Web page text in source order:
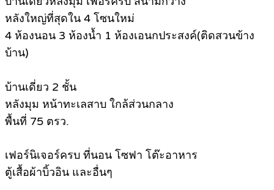
หลังใหญ่ที่สุดใน 4 โซนใหม่
4 ห้องนอน 3 ห้องน้ำ 1 ห้องเอนกประสงค์(ติดสวนข้าง
บ้าน)
บ้านเดี่ยว 2 ชั้น
หลังมุม หน้าทะเลสาบ ใกล้ส่วนกลาง
พื้นที่ 75 ตรว.
เฟอร์นิเจอร์ครบ ที่นอน โซฟา โต๊ะอาหาร
ตู้เสื้อผ้าบิ้วอิน และอื่นๆ